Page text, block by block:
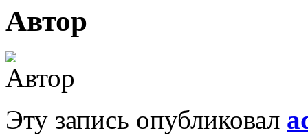
Автор
Эту запись опубликовал